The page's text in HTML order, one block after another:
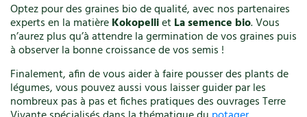
Optez pour des graines bio de qualité, avec nos partenaires
experts en la matièreKokopellietLa semence bio. Vous
n’aurez plus qu’à attendre la germination de vos graines puis
à observer la bonne croissance de vos semis !
Finalement, afin de vous aider à faire pousser des plants de
légumes, vous pouvez aussi vous laisser guider par les
nombreux pas à pas et fiches pratiques des ouvrages Terre